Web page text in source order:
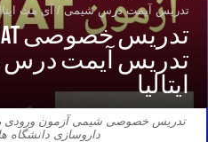
تدریس آیمت درس شیمی / آی مت
تدریس آیمت
ایتالیا
تدریس خصوصی شیمی آزمون ورودی
داروسازی دانشگاه